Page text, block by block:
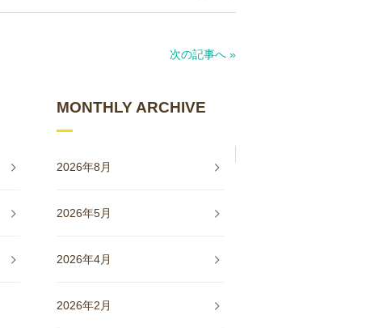
次の記事へ »
MONTHLY ARCHIVE
2026年8月
2026年5月
2026年4月
2026年2月